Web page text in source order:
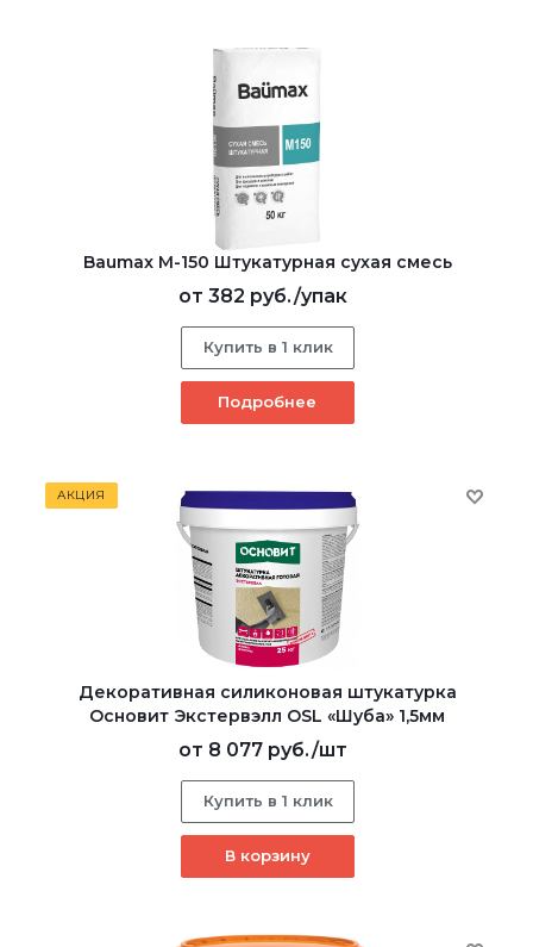
Baumax М-150 Штукатурная сухая смесь
от 382 руб./упак
Купить в 1 клик
Подробнее
АКЦИЯ
Декоративная силиконовая штукатурка
Основит Экстервэлл OSL «Шуба» 1,5мм
от 8 077 руб./шт
Купить в 1 клик
В корзину